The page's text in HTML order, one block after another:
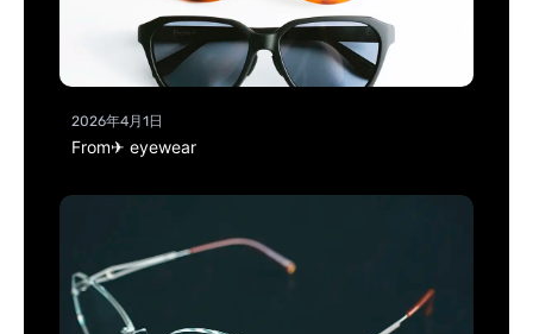
2026年4月1日
From✈ eyewear